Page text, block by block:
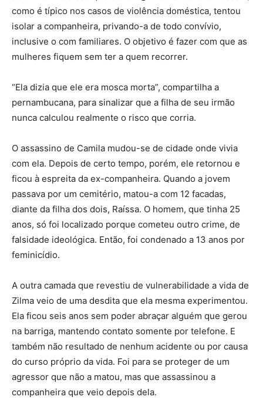
como é típico nos casos de violência doméstica, tentou
isolar a companheira, privando-a de todo convívio,
inclusive o com familiares. O objetivo é fazer com que as
mulheres fiquem sem ter a quem recorrer.
“Ela dizia que ele era mosca morta”, compartilha a
pernambucana, para sinalizar que a filha de seu irmão
nunca calculou realmente o risco que corria.
O assassino de Camila mudou-se de cidade onde vivia
com ela. Depois de certo tempo, porém, ele retornou e
ficou à espreita da ex-companheira. Quando a jovem
passava por um cemitério, matou-a com 12 facadas,
diante da filha dos dois, Raíssa. O homem, que tinha 25
anos, só foi localizado porque cometeu outro crime, de
falsidade ideológica. Então, foi condenado a 13 anos por
feminicídio.
A outra camada que revestiu de vulnerabilidade a vida de
Zilma veio de uma desdita que ela mesma experimentou.
Ela ficou seis anos sem poder abraçar alguém que gerou
na barriga, mantendo contato somente por telefone. E
também não resultado de nenhum acidente ou por causa
do curso próprio da vida. Foi para se proteger de um
agressor que não a matou, mas que assassinou a
companheira que veio depois dela.